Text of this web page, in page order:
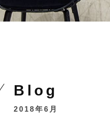
blog
2018年6月